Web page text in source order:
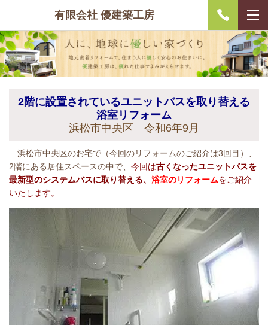
有限会社 優建築工房
2階に設置されているユニットバスを取り替える
浴室リフォーム
浜松市中央区 令和6年9月
浜松市中央区のお宅で（今回のリフォームのご紹介は3回目）、
2階にある居住スペースの中で、 今回は古くなったユニットバスを
最新型のシステムバスに取り替える、 浴室のリフォームをご紹介
いたします。